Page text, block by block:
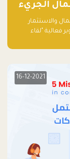
الجريء
والاستثمار
فعالية "لقاء
المؤسسات
16-12-2021